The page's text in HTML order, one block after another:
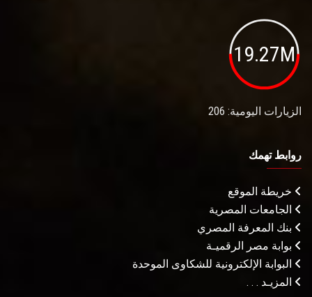
19.27M
الزيارات اليومية: 206
روابط تهمك
خريطة الموقع
الجامعات المصرية
بنك المعرفة المصري
بوابة مصر الرقميـة
البوابة الإلكترونية للشكاوى الموحدة
المزيـد . . .